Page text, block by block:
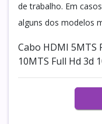
de trabalho. Em
alguns dos modelos
Cabo HDMI 5MTS
10MTS Full Hd 3d